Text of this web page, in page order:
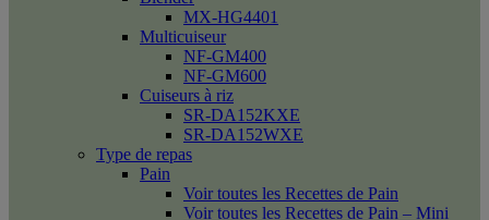
MX-HG4401
Multicuiseur
NF-GM400
NF-GM600
Cuiseurs à riz
SR-DA152KXE
SR-DA152WXE
Type de repas
Pain
Voir toutes les Recettes de Pain
Voir toutes les Recettes de Pain – Mini